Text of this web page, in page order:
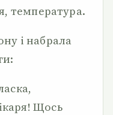
температура.
і набрала
Щось